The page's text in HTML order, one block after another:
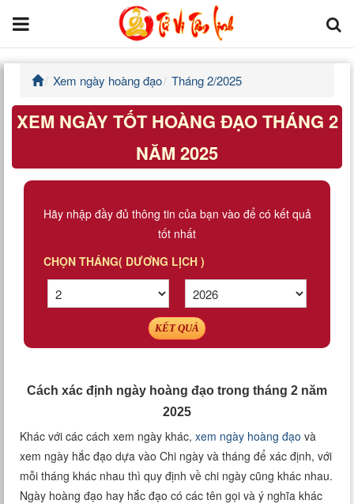
Trang chủ
Tử Vi Đẩu Số
Tử Vi 12 Con Giáp
Văn Hoa Tâm linh
Tướng số
Cung hoàng đạo
Xem ngày hoàng đạo Tháng 2/2025
XEM NGÀY TỐT HOÀNG ĐẠO THÁNG 2
NĂM 2025
Hãy nhập đầy đủ thông tin của bạn vào để có kết quả
tốt nhất
CHỌN THÁNG( DƯƠNG LỊCH )
KẾT QUẢ
Cách xác định ngày hoàng đạo trong tháng 2 năm
2025
Khác với các cách xem ngày khác, xem ngày hoàng đạo và
xem ngày hắc đạo dựa vào Chi ngày và tháng để xác định, với
mỗi tháng khác nhau thì quy định về chi ngày cũng khác nhau.
Ngày hoàng đạo hay hắc đạo có các tên gọi và ý nghĩa khác